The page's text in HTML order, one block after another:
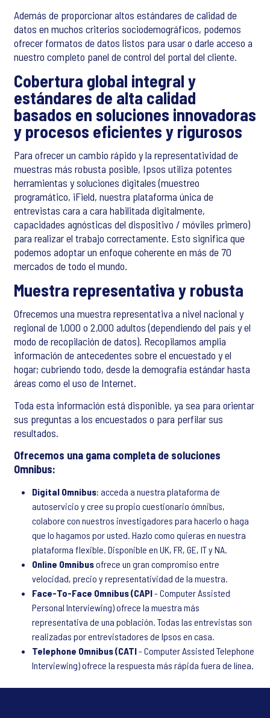
Además de proporcionar altos estándares de calidad de
datos en muchos criterios sociodemográficos, podemos
ofrecer formatos de datos listos para usar o darle acceso a
nuestro completo panel de control del portal del cliente.
Cobertura global integral y
estándares de alta calidad
basados en soluciones innovadoras
y procesos eficientes y rigurosos
Para ofrecer un cambio rápido y la representatividad de
muestras más robusta posible, Ipsos utiliza potentes
herramientas y soluciones digitales (muestreo
programático, iField, nuestra plataforma única de
entrevistas cara a cara habilitada digitalmente,
capacidades agnósticas del dispositivo / móviles primero)
para realizar el trabajo correctamente. Esto significa que
podemos adoptar un enfoque coherente en más de 70
mercados de todo el mundo.
Muestra representativa y robusta
Ofrecemos una muestra representativa a nivel nacional y
regional de 1,000 o 2,000 adultos (dependiendo del país y el
modo de recopilación de datos). Recopilamos amplia
información de antecedentes sobre el encuestado y el
hogar; cubriendo todo, desde la demografía estándar hasta
áreas como el uso de Internet.
Toda esta información está disponible, ya sea para orientar
sus preguntas a los encuestados o para perfilar sus
resultados.
Ofrecemos una gama completa de soluciones
Omnibus:
Digital Omnibus: acceda a nuestra plataforma de
autoservicio y cree su propio cuestionario ómnibus,
colabore con nuestros investigadores para hacerlo o haga
que lo hagamos por usted. Hazlo como quieras en nuestra
plataforma flexible. Disponible en UK, FR, GE, IT y NA.
Online Omnibusofrece un gran compromiso entre
velocidad, precio y representatividad de la muestra.
Face-To-Face Omnibus (CAPI- Computer Assisted
Personal Interviewing) ofrece la muestra más
representativa de una población. Todas las entrevistas son
realizadas por entrevistadores de Ipsos en casa.
Telephone Omnibus (CATI- Computer Assisted Telephone
Interviewing) ofrece la respuesta más rápida fuera de línea.